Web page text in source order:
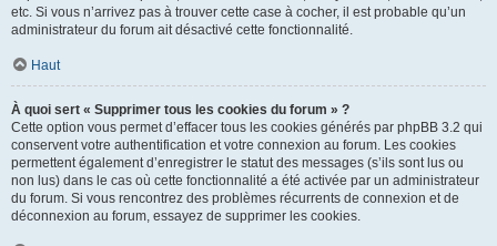
etc. Si vous n’arrivez pas à trouver cette case à cocher, il est probable qu’un
administrateur du forum ait désactivé cette fonctionnalité.
Haut
À quoi sert « Supprimer tous les cookies du forum » ?
Cette option vous permet d’effacer tous les cookies générés par phpBB 3.2 qui
conservent votre authentification et votre connexion au forum. Les cookies
permettent également d’enregistrer le statut des messages (s’ils sont lus ou
non lus) dans le cas où cette fonctionnalité a été activée par un administrateur
du forum. Si vous rencontrez des problèmes récurrents de connexion et de
déconnexion au forum, essayez de supprimer les cookies.